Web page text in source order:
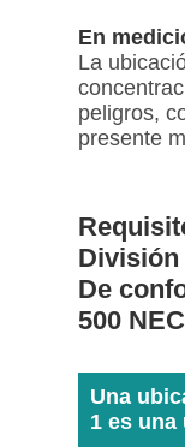
En
La
peligros,
presente
División
De
500 NEC
Una
1 es